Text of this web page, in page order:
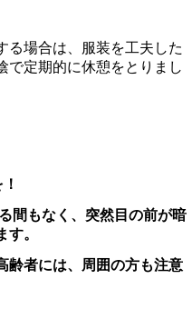
合は、服装を工夫した
で定期的に休憩をとりまし
間もなく、突然目の前が暗
。
齢者には、周囲の方も注意